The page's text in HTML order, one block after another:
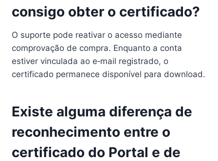
consigo obter o certificado?
O suporte pode reativar o acesso mediante
comprovação de compra. Enquanto a conta
estiver vinculada ao e‑mail registrado, o
certificado permanece disponível para download.
Existe alguma diferença de
reconhecimento entre o
certificado do Portal e de